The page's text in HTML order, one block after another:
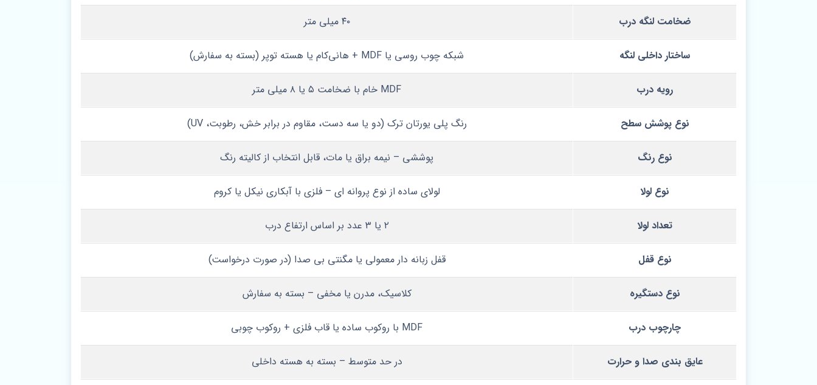
ضخامت لنگه درب ۴۰ میلی‌ متر
ساختار داخلی لنگه شبکه چوب روسی یا MDF + هانی‌کام یا هسته توپر (بسته به سفارش)
رویه درب MDF خام با ضخامت ۵ یا ۸ میلی‌ متر
نوع پوشش سطح رنگ پلی‌ یورتان ترک (دو یا سه دست، مقاوم در برابر خش، رطوبت، UV)
نوع رنگ پوششی – نیمه‌ براق یا مات، قابل انتخاب از کالیته رنگ
نوع لولا لولای ساده از نوع پروانه‌ ای – فلزی با آبکاری نیکل یا کروم
تعداد لولا ۲ یا ۳ عدد بر اساس ارتفاع درب
نوع قفل قفل زبانه‌ دار معمولی یا مگنتی بی‌ صدا (در صورت درخواست)
نوع دستگیره کلاسیک، مدرن یا مخفی – بسته به سفارش
چارچوب درب MDF با روکوب ساده یا قاب فلزی + روکوب چوبی
عایق‌ بندی صدا و حرارت در حد متوسط – بسته به هسته داخلی